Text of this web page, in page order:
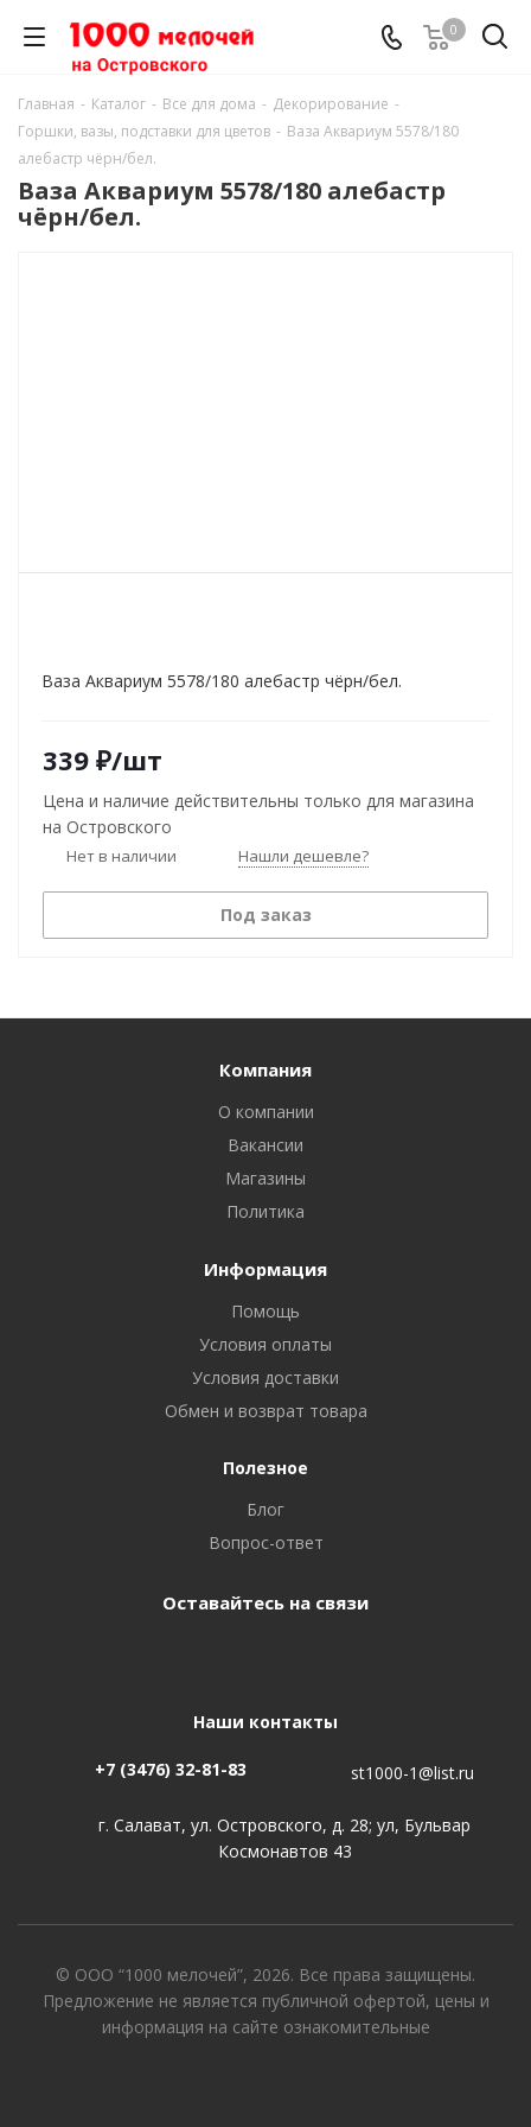
0
Главная - Каталог - Все для дома - Декорирование -
Горшки, вазы, подставки для цветов - Ваза Аквариум 5578/180
алебастр чёрн/бел.
Ваза Аквариум 5578/180 алебастр
чёрн/бел.
Ваза Аквариум 5578/180 алебастр чёрн/бел.
339 ₽/шт
Цена и наличие действительны только для магазина
на Островского
Нет в наличии Нашли дешевле?
Под заказ
Компания
О компании
Вакансии
Магазины
Политика
Информация
Помощь
Условия оплаты
Условия доставки
Обмен и возврат товара
Полезное
Блог
Вопрос-ответ
Оставайтесь на связи
Наши контакты
+7 (3476) 32-81-83 st1000-1@list.ru
г. Салават, ул. Островского, д. 28; ул, Бульвар
Космонавтов 43
© ООО “1000 мелочей”, 2026. Все права защищены.
Предложение не является публичной офертой, цены и
информация на сайте ознакомительные